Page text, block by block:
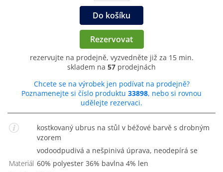
Do košíku
Rezervovat
rezervujte na prodejně, vyzvedněte již za 15 min.
skladem na 57 prodejnách
Chcete se na výrobek jen podívat na prodejně?
Poznamenejte si číslo produktu 33898, nebo si rovnou
udělejte rezervaci.
kostkovaný ubrus na stůl v béžové barvě s drobným
vzorem
vodoodpudivá a nešpinivá úprava, neodepírá se
Materiál
60% polyester 36% bavlna 4% len